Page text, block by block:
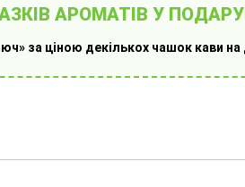
АРОМАТІВ У
за ціною декількох чашок кави на